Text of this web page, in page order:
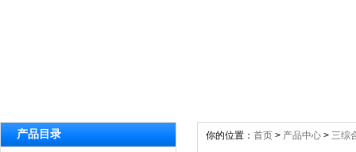
产品目录 你的位置： 首页 > 产品中心 > 三综